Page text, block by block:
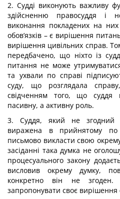
2. Судді виконують важливу
здійсненню правосуддя і
виконання покладених на
обов’язків – є вирішення
вирішення цивільних справ.
передбачено, що ніхто із
питання не може
та ухвали по справі
суду, що розглядала
свідченням того, що суддя
пасивну, а активну роль.
3. Суддя, який не згодний
виражена в прийнятому
письмово викласти свою
засіданні така думка не
процесуального закону
висловив окрему думку,
конкретно він не
запропонувати своє вирішення